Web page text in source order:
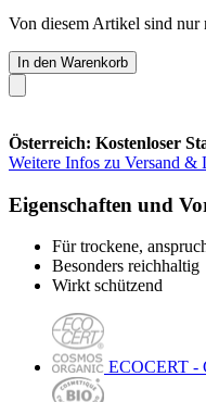
Von diesem Artikel sind nur
In den Warenkorb
Österreich: Kostenloser
Weitere Infos zu Versand &
Eigenschaften und
Für trockene,
Besonders reichhaltig
Wirkt schützend
ECOCERT -